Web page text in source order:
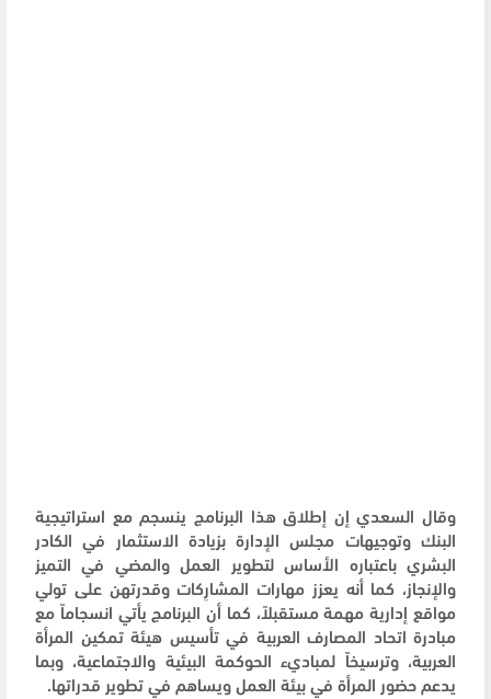
وقال السعدي إن إطلاق هذا البرنامج ينسجم مع استراتيجية
البنك وتوجيهات مجلس الإدارة بزيادة الاستثمار في الكادر
البشري باعتباره الأساس لتطوير العمل والمضي في التميز
والإنجاز، كما أنه يعزز مهارات المشارِكات وقدرتهن على تولي
مواقع إدارية مهمة مستقبلاً، كما أن البرنامج يأتي انسجاماً مع
مبادرة اتحاد المصارف العربية في تأسيس هيئة تمكين المرأة
العربية، وترسيخاً لمباديء الحوكمة البيئية والاجتماعية، وبما
يدعم حضور المرأة في بيئة العمل ويساهم في تطوير قدراتها.